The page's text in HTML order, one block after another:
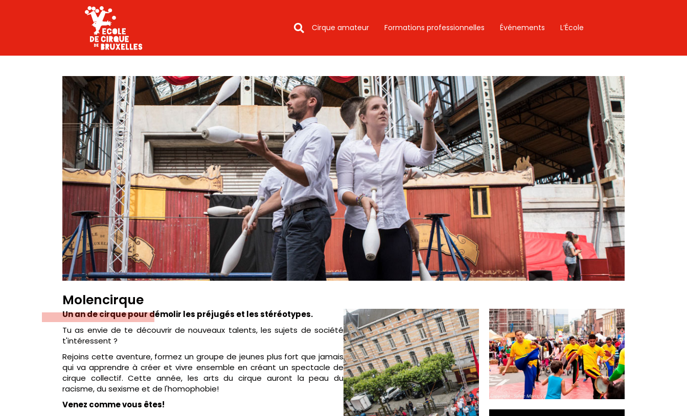
Cirque amateur Formations professionnelles Événements L’École
Molencirque
Un an de cirque pour démolir les préjugés et les stéréotypes.
Tu as envie de te découvrir de nouveaux talents, les sujets de société
t'intéressent ?
Rejoins cette aventure, formez un groupe de jeunes plus fort que jamais
qui va apprendre à créer et vivre ensemble en créant un spectacle de
cirque collectif. Cette année, les arts du cirque auront la peau du
racisme, du sexisme et de l'homophobie!
Venez comme vous êtes!